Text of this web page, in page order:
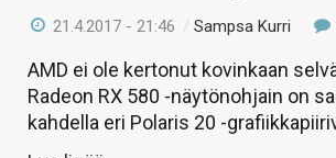
21.4.2017 - 21:46 /Sampsa Kurri
AMD ei ole kertonut kovinkaan
Radeon RX 580 -näytönohjain on
kahdella eri Polaris 20 -